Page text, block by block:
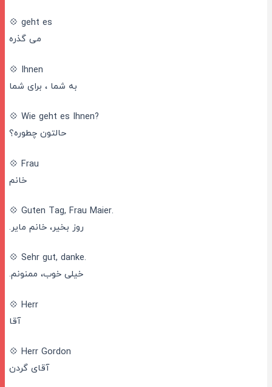
💠 geht es
می گذره
💠 Ihnen
به شما ، برای شما
💠 Wie geht es Ihnen?
حالتون چطوره؟
💠 Frau
خانم
💠 Guten Tag, Frau Maier.
روز بخیر، خانم مایر.
💠 Sehr gut, danke.
خیلی خوب، ممنونم.
💠 Herr
آقا
💠 Herr Gordon
آقای گردن